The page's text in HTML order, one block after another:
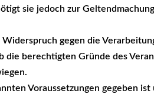
sie jedoch zur
gegen die
die berechtigten Gründe des
Voraussetzungen gegeben